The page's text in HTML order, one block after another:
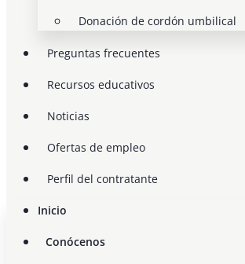
Donación de cordón umbilical
Preguntas frecuentes
Recursos educativos
Noticias
Ofertas de empleo
Perfil del contratante
Inicio
Conócenos